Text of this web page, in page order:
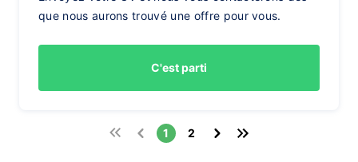
que nous aurons trouvé une offre pour vous.
C'est parti
1 2